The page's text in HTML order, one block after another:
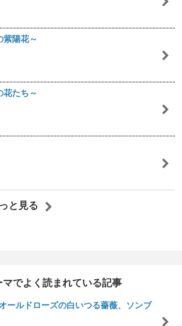
陽花～
たち～
と見る
マでよく読まれている記事
ールドローズの白いつる薔薇、ソンブ